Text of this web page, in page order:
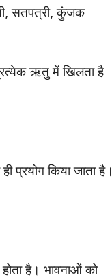
सतपत्री, कुंजक
ऋतु में खिलता है
प्रयोग किया जाता है।
है। भावनाओं को